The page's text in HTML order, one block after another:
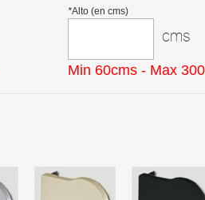
*Alto (en cms)
cms
Min 60cms - Max